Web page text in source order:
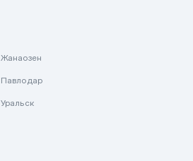
Жанаозен
Павлодар
Уральск